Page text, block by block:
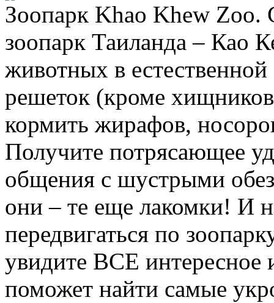
Зоопарк Khao Khew
зоопарк Таиланда – Као
животных в естественной
решеток (кроме
кормить жирафов,
Получите потрясающее
общения с шустрыми
они – те еще лакомки! И
передвигаться по
увидите ВСЕ интересное
поможет найти самые